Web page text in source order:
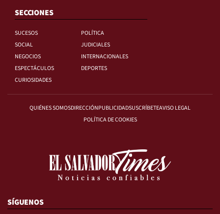
SECCIONES
SUCESOS
POLÍTICA
SOCIAL
JUDICIALES
NEGOCIOS
INTERNACIONALES
ESPECTÁCULOS
DEPORTES
CURIOSIDADES
QUIÉNES SOMOSDIRECCIÓNPUBLICIDADSUSCRÍBETEAVISO LEGAL
POLÍTICA DE COOKIES
SÍGUENOS